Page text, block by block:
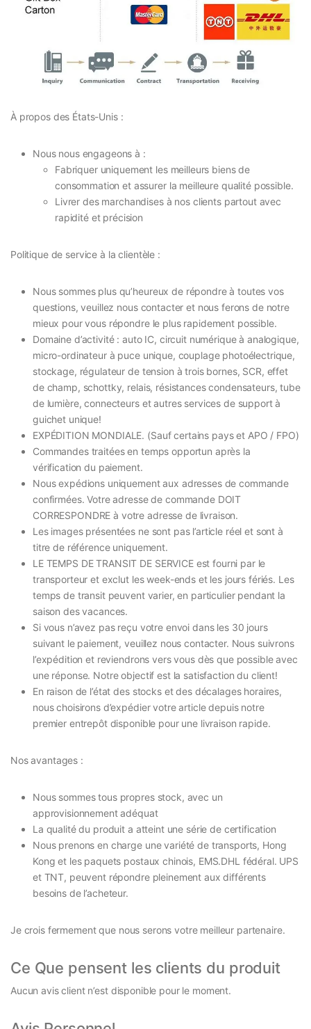
À propos des États-Unis :
Nous nous engageons à :
Fabriquer uniquement les meilleurs biens de
consommation et assurer la meilleure qualité possible.
Livrer des marchandises à nos clients partout avec
rapidité et précision
Politique de service à la clientèle :
Nous sommes plus qu’heureux de répondre à toutes vos
questions, veuillez nous contacter et nous ferons de notre
mieux pour vous répondre le plus rapidement possible.
Domaine d’activité : auto IC, circuit numérique à analogique,
micro-ordinateur à puce unique, couplage photoélectrique,
stockage, régulateur de tension à trois bornes, SCR, effet
de champ, schottky, relais, résistances condensateurs, tube
de lumière, connecteurs et autres services de support à
guichet unique!
EXPÉDITION MONDIALE. (Sauf certains pays et APO / FPO)
Commandes traitées en temps opportun après la
vérification du paiement.
Nous expédions uniquement aux adresses de commande
confirmées. Votre adresse de commande DOIT
CORRESPONDRE à votre adresse de livraison.
Les images présentées ne sont pas l’article réel et sont à
titre de référence uniquement.
LE TEMPS DE TRANSIT DE SERVICE est fourni par le
transporteur et exclut les week-ends et les jours fériés. Les
temps de transit peuvent varier, en particulier pendant la
saison des vacances.
Si vous n’avez pas reçu votre envoi dans les 30 jours
suivant le paiement, veuillez nous contacter. Nous suivrons
l’expédition et reviendrons vers vous dès que possible avec
une réponse. Notre objectif est la satisfaction du client!
En raison de l’état des stocks et des décalages horaires,
nous choisirons d’expédier votre article depuis notre
premier entrepôt disponible pour une livraison rapide.
Nos avantages :
Nous sommes tous propres stock, avec un
approvisionnement adéquat
La qualité du produit a atteint une série de certification
Nous prenons en charge une variété de transports, Hong
Kong et les paquets postaux chinois, EMS.DHL fédéral. UPS
et TNT, peuvent répondre pleinement aux différents
besoins de l’acheteur.
Je crois fermement que nous serons votre meilleur partenaire.
Ce Que pensent les clients du produit
Aucun avis client n’est disponible pour le moment.